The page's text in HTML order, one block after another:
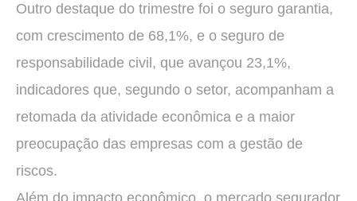
Outro destaque do trimestre foi o seguro garantia,
com crescimento de 68,1%, e o seguro de
responsabilidade civil, que avançou 23,1%,
indicadores que, segundo o setor, acompanham a
retomada da atividade econômica e a maior
preocupação das empresas com a gestão de
riscos.